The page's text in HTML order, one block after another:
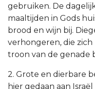
gebruiken. De
maaltijden in Gods
brood en wijn bij.
verhongeren, die
troon van de genade
2. Grote en dierbare
hier gedaan aan